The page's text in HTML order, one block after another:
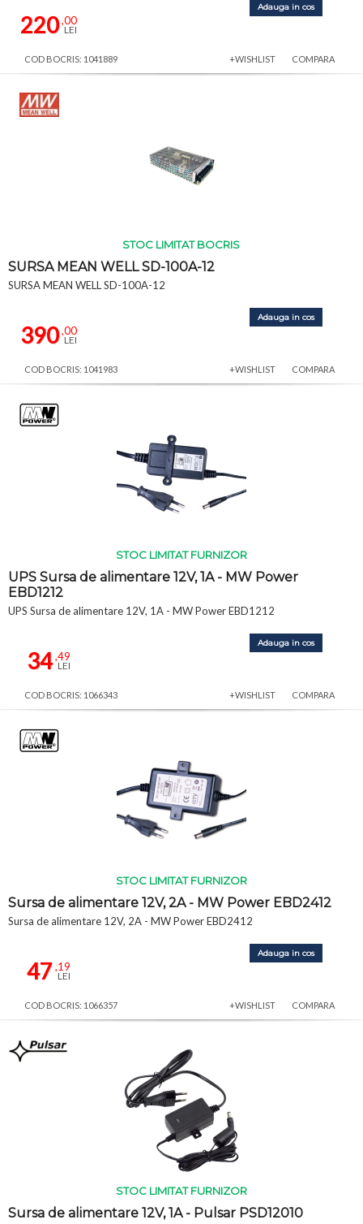
220,00
LEI
Adauga in cos
COD BOCRIS: 1041889 +WISHLIST COMPARA
STOC LIMITAT BOCRIS
SURSA MEAN WELL SD-100A-12
SURSA MEAN WELL SD-100A-12
390,00
LEI
Adauga in cos
COD BOCRIS: 1041983 +WISHLIST COMPARA
STOC LIMITAT FURNIZOR
UPS Sursa de alimentare 12V, 1A - MW Power
EBD1212
UPS Sursa de alimentare 12V, 1A - MW Power EBD1212
34,49
LEI
Adauga in cos
COD BOCRIS: 1066343 +WISHLIST COMPARA
STOC LIMITAT FURNIZOR
Sursa de alimentare 12V, 2A - MW Power EBD2412
Sursa de alimentare 12V, 2A - MW Power EBD2412
47,19
LEI
Adauga in cos
COD BOCRIS: 1066357 +WISHLIST COMPARA
STOC LIMITAT FURNIZOR
Sursa de alimentare 12V, 1A - Pulsar PSD12010